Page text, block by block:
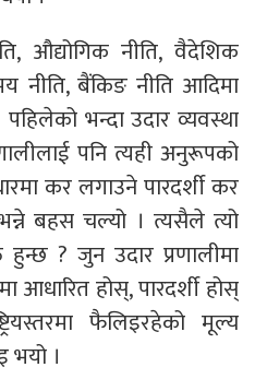
औद्योगिक नीति, वैदेशिक
नीति, बैंकिङ नीति आदिमा
भन्दा उदार व्यवस्था
पनि त्यही अनुरूपको
कर लगाउने पारदर्शी कर
बहस चल्यो । त्यसैले त्यो
? जुन उदार प्रणालीमा
आधारित होस्, पारदर्शी होस्
फैलिइरहेको मूल्य
भयो ।